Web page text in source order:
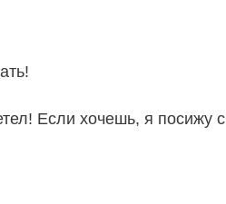
Если хочешь, я посижу с